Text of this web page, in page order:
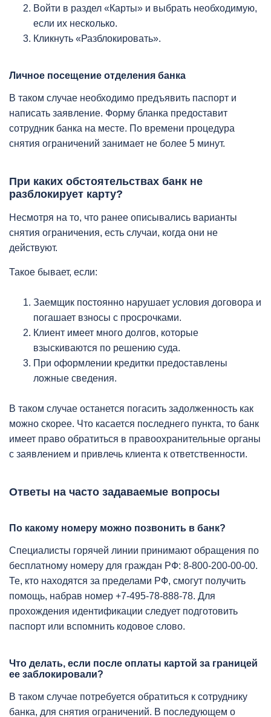
Войти в раздел «Карты» и выбрать необходимую,
если их несколько.
Кликнуть «Разблокировать».
Личное посещение отделения банка
В таком случае необходимо предъявить паспорт и
написать заявление. Форму бланка предоставит
сотрудник банка на месте. По времени процедура
снятия ограничений занимает не более 5 минут.
При каких обстоятельствах банк не
разблокирует карту?
Несмотря на то, что ранее описывались варианты
снятия ограничения, есть случаи, когда они не
действуют.
Такое бывает, если:
Заемщик постоянно нарушает условия договора и
погашает взносы с просрочками.
Клиент имеет много долгов, которые
взыскиваются по решению суда.
При оформлении кредитки предоставлены
ложные сведения.
В таком случае останется погасить задолженность как
можно скорее. Что касается последнего пункта, то банк
имеет право обратиться в правоохранительные органы
с заявлением и привлечь клиента к ответственности.
Ответы на часто задаваемые вопросы
По какому номеру можно позвонить в банк?
Специалисты горячей линии принимают обращения по
бесплатному номеру для граждан РФ: 8-800-200-00-00.
Те, кто находятся за пределами РФ, смогут получить
помощь, набрав номер +7-495-78-888-78. Для
прохождения идентификации следует подготовить
паспорт или вспомнить кодовое слово.
Что делать, если после оплаты картой за границей
ее заблокировали?
В таком случае потребуется обратиться к сотруднику
банка, для снятия ограничений. В последующем о